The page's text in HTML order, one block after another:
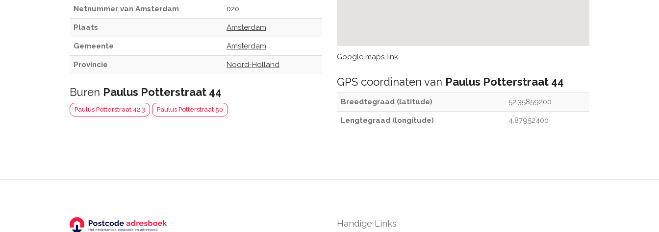
Netnummer van Amsterdam 020
Plaats Amsterdam
Gemeente Amsterdam
Provincie Noord-Holland
Buren Paulus Potterstraat 44
Paulus Potterstraat 42 3 Paulus Potterstraat 50
Google maps link
GPS coordinaten van Paulus Potterstraat 44
Breedtegraad (latitude) 52.35859200
Lengtegraad (longitude) 4.87952400
Handige Links